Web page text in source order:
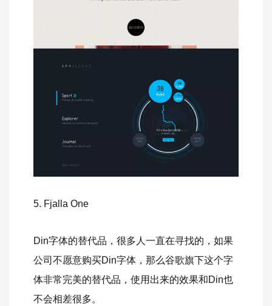
5. Fjalla One
Din字体的替代品，很多人一直在寻找的，如果
公司不愿意购买Din字体，那么谷歌旗下这个字
体非常完美的替代品，使用出来的效果和Din也
不会相差很多。